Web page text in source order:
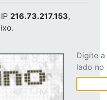
216.73.217.153,
Digite
lado no